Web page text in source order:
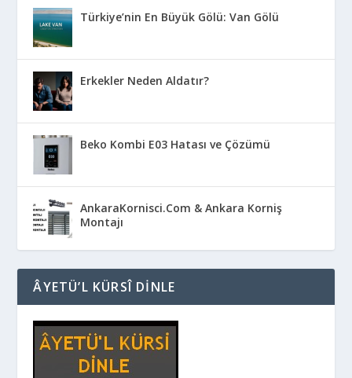
Türkiye’nin En Büyük Gölü: Van Gölü
Erkekler Neden Aldatır?
Beko Kombi E03 Hatası ve Çözümü
AnkaraKornisci.Com & Ankara Korniş
Montajı
ÂYETÜ’L KÜRSÎ DINLE